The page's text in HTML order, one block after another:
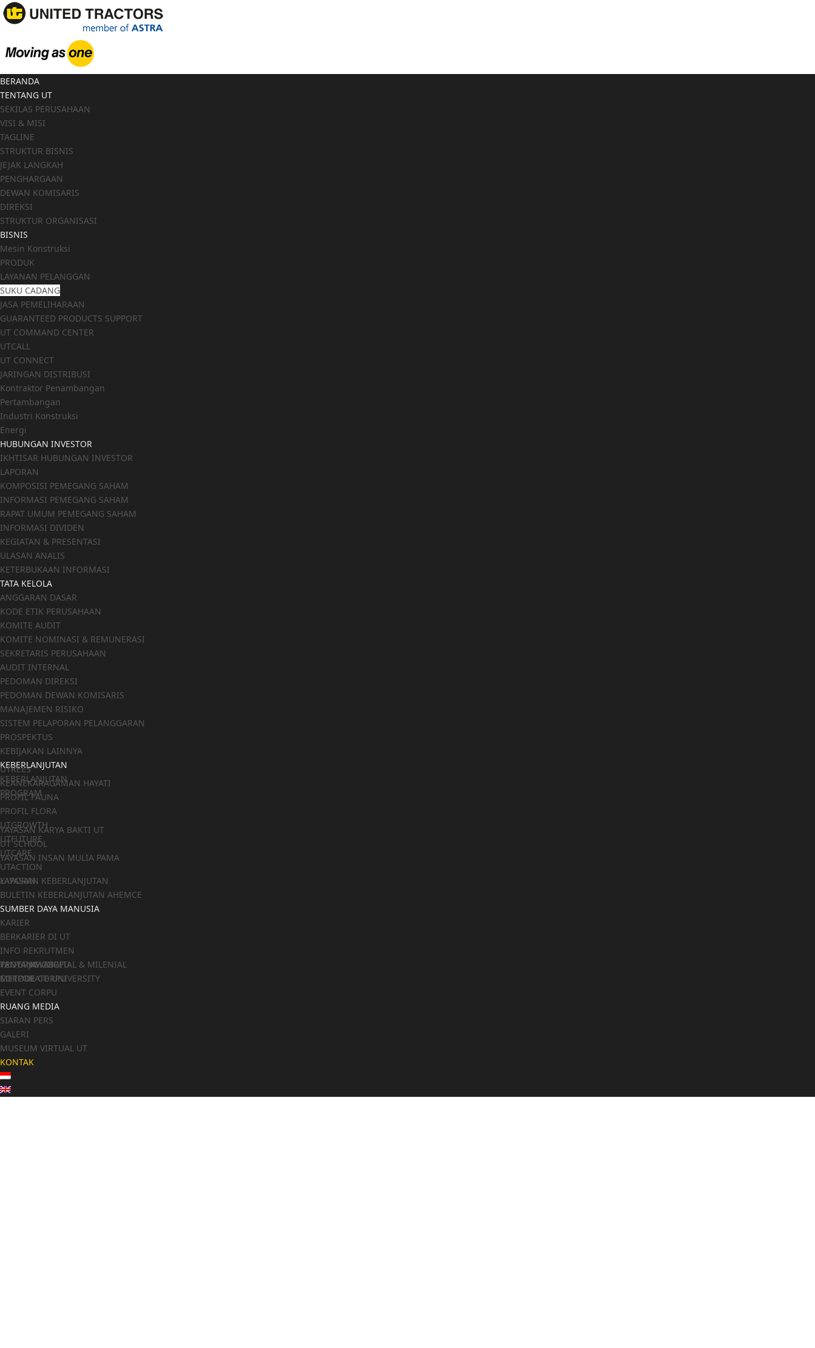
BERANDA
TENTANG UT
SEKILAS PERUSAHAAN
VISI & MISI
TAGLINE
STRUKTUR BISNIS
JEJAK LANGKAH
PENGHARGAAN
DEWAN KOMISARIS
DIREKSI
STRUKTUR ORGANISASI
BISNIS
Mesin Konstruksi
PRODUK
LAYANAN PELANGGAN
SUKU CADANG
JASA PEMELIHARAAN
GUARANTEED PRODUCTS SUPPORT
UT COMMAND CENTER
UTCALL
UT CONNECT
JARINGAN DISTRIBUSI
Kontraktor Penambangan
Pertambangan
Industri Konstruksi
Energi
HUBUNGAN INVESTOR
IKHTISAR HUBUNGAN INVESTOR
LAPORAN
KOMPOSISI PEMEGANG SAHAM
INFORMASI PEMEGANG SAHAM
RAPAT UMUM PEMEGANG SAHAM
INFORMASI DIVIDEN
KEGIATAN & PRESENTASI
ULASAN ANALIS
KETERBUKAAN INFORMASI
TATA KELOLA
ANGGARAN DASAR
KODE ETIK PERUSAHAAN
KOMITE AUDIT
KOMITE NOMINASI & REMUNERASI
SEKRETARIS PERUSAHAAN
AUDIT INTERNAL
PEDOMAN DIREKSI
PEDOMAN DEWAN KOMISARIS
MANAJEMEN RISIKO
SISTEM PELAPORAN PELANGGARAN
PROSPEKTUS
KEBIJAKAN LAINNYA
KEBERLANJUTAN
KEBERLANJUTAN
PROGRAM
UTREES
KEANEKARAGAMAN HAYATI
PROFIL FAUNA
PROFIL FLORA
UTGROWTH
UTFUTURE
UTCARE
UTACTION
YAYASAN
YAYASAN KARYA BAKTI UT
UT SCHOOL
YAYASAN INSAN MULIA PAMA
LAPORAN KEBERLANJUTAN
BULETIN KEBERLANJUTAN AHEMCE
SUMBER DAYA MANUSIA
KARIER
BERKARIER DI UT
INFO REKRUTMEN
TANYA JAWAB
CORPORATE UNIVERSITY
TENTANG CORPU
METODE CORPU
PROGRAM DIGITAL & MILENIAL
METODE
EVENT CORPU
RUANG MEDIA
SIARAN PERS
GALERI
MUSEUM VIRTUAL UT
KONTAK